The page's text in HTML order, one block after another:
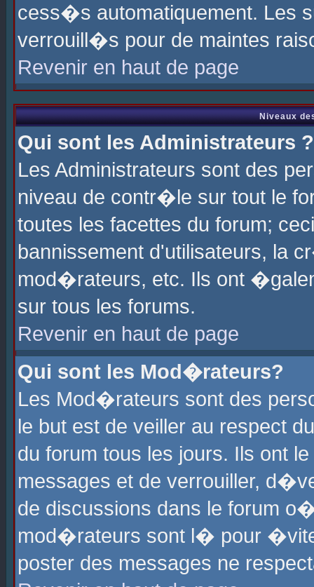
cess�s automatiquement. Les
verrouill�s pour de maintes
Revenir en haut de page
Niveaux
Qui sont les Administrateurs ?
Les Administrateurs sont des
niveau de contr�le sur tout le
toutes les facettes du forum;
bannissement d'utilisateurs, la
mod�rateurs, etc. Ils ont
sur tous les forums.
Revenir en haut de page
Qui sont les Mod�rateurs?
Les Mod�rateurs sont des
le but est de veiller au respect
du forum tous les jours. Ils ont
messages et de verrouiller,
de discussions dans le forum
mod�rateurs sont l� pour
poster des messages ne